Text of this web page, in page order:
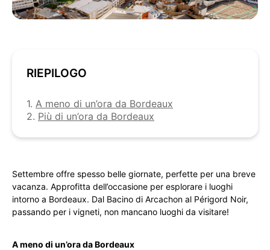
RIEPILOGO
1. A meno di un’ora da Bordeaux
2. Più di un’ora da Bordeaux
Settembre offre spesso belle giornate, perfette per una breve
vacanza. Approfitta dell’occasione per esplorare i luoghi
intorno a Bordeaux. Dal Bacino di Arcachon al Périgord Noir,
passando per i vigneti, non mancano luoghi da visitare!
A meno di un’ora da Bordeaux